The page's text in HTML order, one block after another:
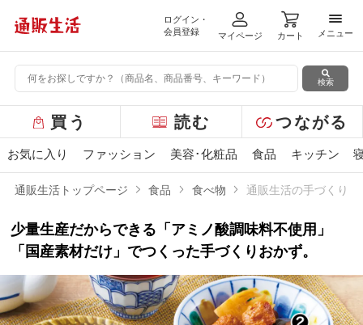
ログイン・
会員登録
マイページ カート
メニ
メニュー
検索
ー
バ
ュ
買う 読む つながる
お気に入り ファッション 美容･化粧品 食品 キッチン
通販生活トップページ 食品 食べ物 通販生活の手づくり
少量生産だからできる「アミノ酸調味料不使用」
「国産素材だけ」でつくった手づくりおかず。